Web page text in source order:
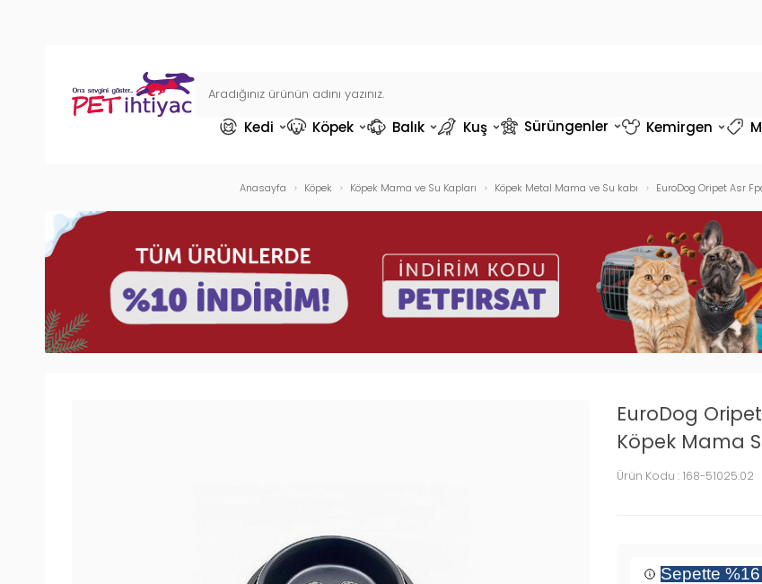
Kedi Köpek Balık Kuş Sürüngenler Kemirgen
Anasayfa Köpek Köpek Mama ve Su Kapları Köpek Metal Mama ve Su kabı EuroDog Oripet Asr
EuroDog
Köpek Mama
Ürün Kodu : 168-51025.02
Sepette